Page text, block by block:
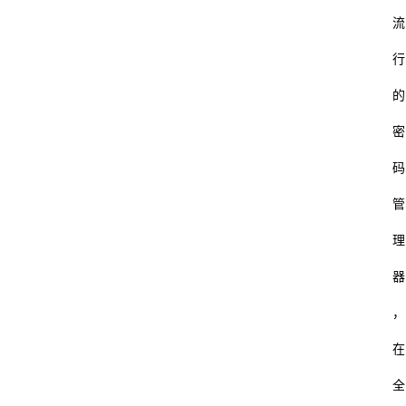
流
行
的
密
码
管
理
器
，
在
全